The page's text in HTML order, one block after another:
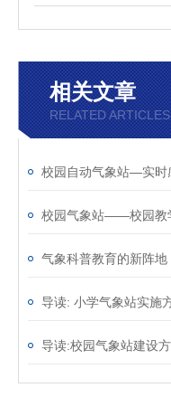
相关文章
RELATED ARTICLES